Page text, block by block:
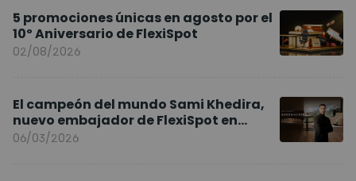
5 promociones únicas en agosto por el
10º Aniversario de FlexiSpot
02/08/2026
El campeón del mundo Sami Khedira,
nuevo embajador de FlexiSpot en
Europa
06/03/2026